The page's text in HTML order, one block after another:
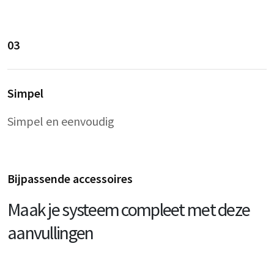
03
Simpel
Simpel en eenvoudig
Bijpassende accessoires
Maak je systeem compleet met deze
aanvullingen